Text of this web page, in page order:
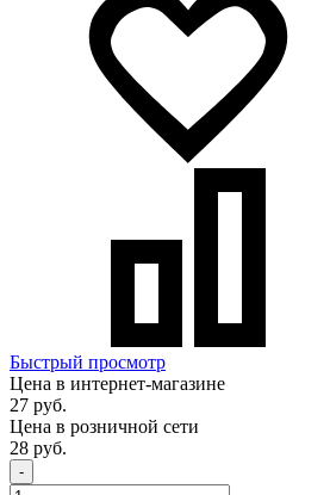
Быстрый просмотр
Цена в интернет-магазине
27 руб.
Цена в розничной сети
28 руб.
-